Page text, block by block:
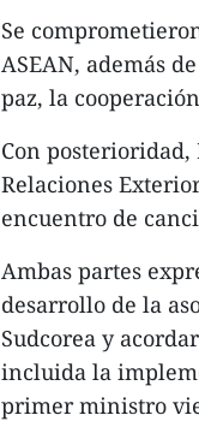
Se
ASEAN, además
paz, la
Con
Relaciones
encuentro de
Ambas partes
desarrollo de la
Sudcorea y
incluida la
primer ministro